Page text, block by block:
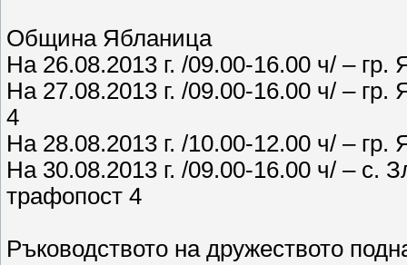
Община Ябланица
На 26.08.2013 г. /09.00-16.00 ч/ –
На 27.08.2013 г. /09.00-16.00 ч/ –
4
На 28.08.2013 г. /10.00-12.00 ч/ –
На 30.08.2013 г. /09.00-16.00 ч/ – с.
трафопост 4
Ръководството на дружеството